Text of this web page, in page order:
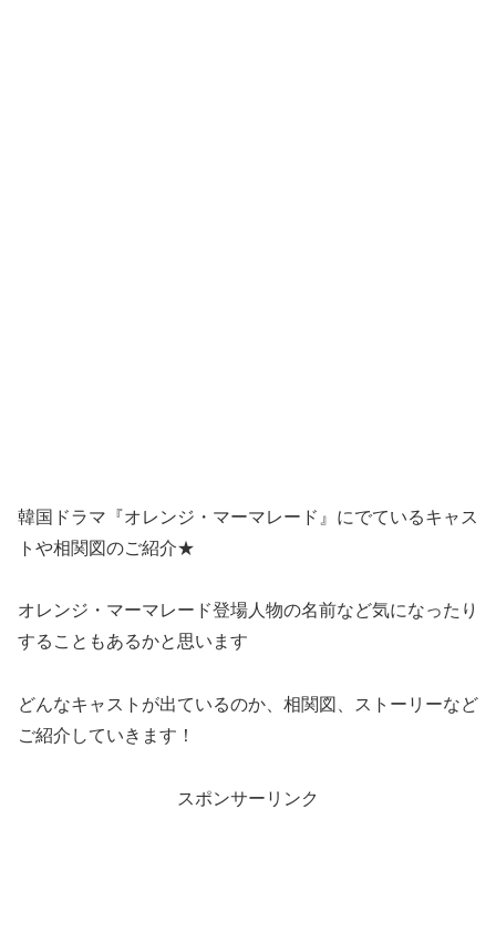
韓国ドラマ『オレンジ・マーマレード』にでているキャス
トや相関図のご紹介★
オレンジ・マーマレード登場人物の名前など気になったり
することもあるかと思います
どんなキャストが出ているのか、相関図、ストーリーなど
ご紹介していきます！
スポンサーリンク